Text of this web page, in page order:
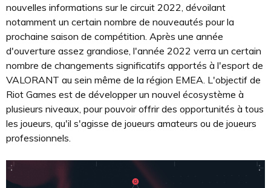
nouvelles informations sur le circuit 2022, dévoilant
notamment un certain nombre de nouveautés pour la
prochaine saison de compétition. Après une année
d'ouverture assez grandiose, l'année 2022 verra un certain
nombre de changements significatifs apportés à l'esport de
VALORANT au sein même de la région EMEA. L'objectif de
Riot Games est de développer un nouvel écosystème à
plusieurs niveaux, pour pouvoir offrir des opportunités à tous
les joueurs, qu'il s'agisse de joueurs amateurs ou de joueurs
professionnels.